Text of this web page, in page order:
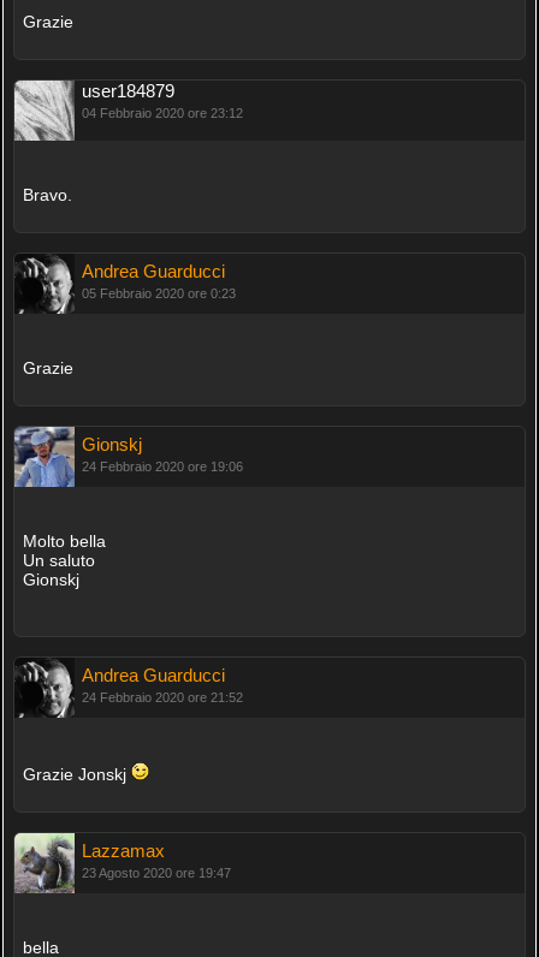
Grazie
user184879
04 Febbraio 2020 ore 23:12
Bravo.
Andrea Guarducci
05 Febbraio 2020 ore 0:23
Grazie
Gionskj
24 Febbraio 2020 ore 19:06
Molto bella
Un saluto
Gionskj
Andrea Guarducci
24 Febbraio 2020 ore 21:52
Grazie Jonskj
Lazzamax
23 Agosto 2020 ore 19:47
bella